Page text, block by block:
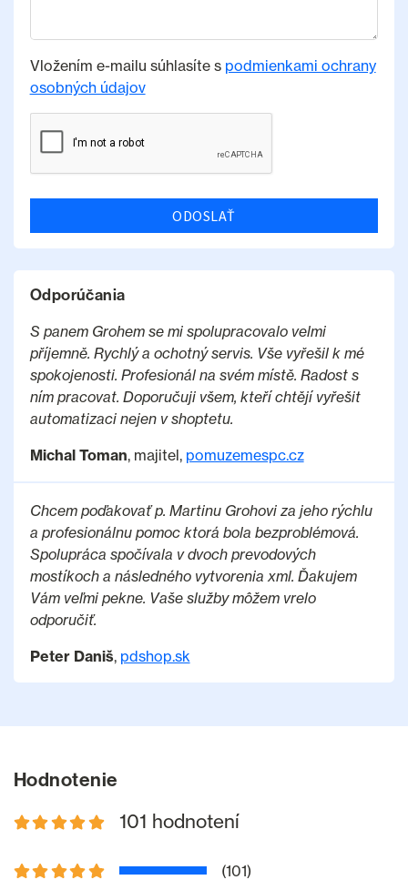
Vložením e-mailu súhlasíte s podmienkami ochrany
osobných údajov
ODOSLAŤ
Odporúčania
S panem Grohem se mi spolupracovalo velmi
příjemně. Rychlý a ochotný servis. Vše vyřešil k mé
spokojenosti. Profesionál na svém místě. Radost s
ním pracovat. Doporučuji všem, kteří chtějí vyřešit
automatizaci nejen v shoptetu.
Michal Toman, majitel, pomuzemespc.cz
Chcem poďakovať p. Martinu Grohovi za jeho rýchlu
a profesionálnu pomoc ktorá bola bezproblémová.
Spolupráca spočívala v dvoch prevodových
mostíkoch a následného vytvorenia xml. Ďakujem
Vám veľmi pekne. Vaše služby môžem vrelo
odporučiť.
Peter Daniš, pdshop.sk
Hodnotenie
101 hodnotení
(101)